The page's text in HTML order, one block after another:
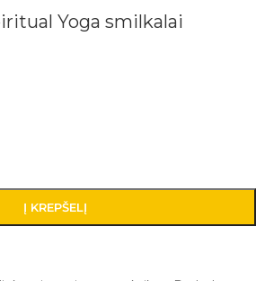
Yoga smilkalai
Į KREPŠELĮ